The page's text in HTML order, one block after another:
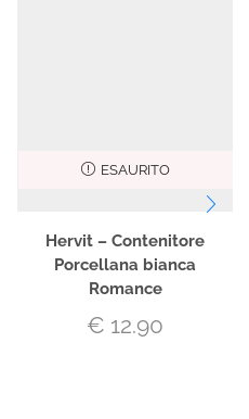
ESAURITO
Hervit – Contenitore
Porcellana bianca
Romance
€ 12.90